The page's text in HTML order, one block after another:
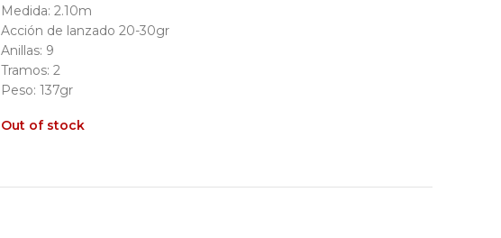
Medida: 2.10m
Acción de lanzado 20-30gr
Anillas: 9
Tramos: 2
Peso: 137gr
Out of stock